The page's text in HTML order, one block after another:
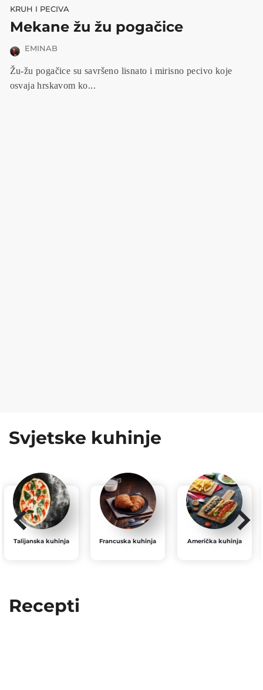
KRUH I PECIVA
Mekane žu žu pogačice
EMINAB
Žu-žu pogačice su savršeno lisnato i mirisno pecivo koje
osvaja hrskavom ko...
Svjetske kuhinje
Talijanska kuhinja Francuska kuhinja Američka kuhinja
Recepti